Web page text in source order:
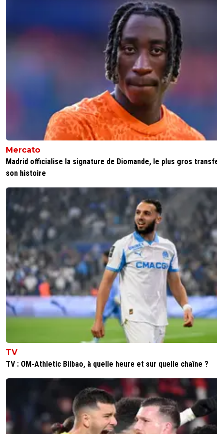
Mercato
Madrid officialise la signature de Diomande, le plus gros
son histoire
TV
TV : OM-Athletic Bilbao, à quelle heure et sur quelle chaîne ?